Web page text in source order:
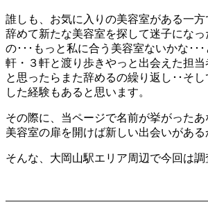
誰しも、お気に入りの美容室がある一
辞めて新たな美容室を探して迷子になっ
の･･･もっと私に合う美容室ないかな･･
軒・３軒と渡り歩きやっと出会えた担
と思ったらまた辞めるの繰り返し･･そ
した経験もあると思います。
その際に、当ページで名前が挙がった
美容室の扉を開けば新しい出会いがある
そんな、大岡山駅エリア周辺で今回は調